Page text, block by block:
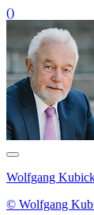
()
Wolfgang
© Wolfgang